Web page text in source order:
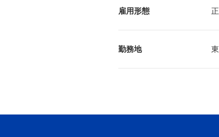
雇用形態
勤務地